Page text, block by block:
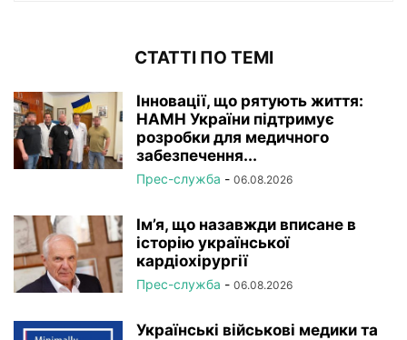
СТАТТІ ПО ТЕМІ
Інновації, що рятують життя:
НАМН України підтримує
розробки для медичного
забезпечення...
Прес-служба - 06.08.2026
Ім’я, що назавжди вписане в
історію української
кардіохірургії
Прес-служба - 06.08.2026
Українські військові медики та